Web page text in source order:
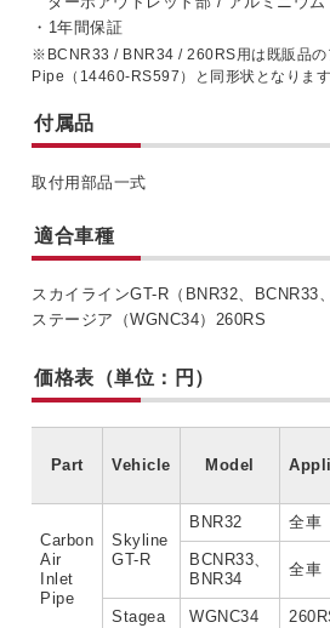
・1年間保証
※BCNR33 / BNR34 / 260RS用は既販品
Pipe（14460-RS597）と同形状となります
付属品
取付用部品一式
適合車種
スカイラインGT-R（BNR32、BCNR33
ステージア（WGNC34）260RS
価格表（単位：円）
Part Vehicle Model
Carbon
Air
Inlet
Pipe
Skyline
GT-R
BNR32 全車
BCNR33、
BNR34
全車
Stagea
WGNC34